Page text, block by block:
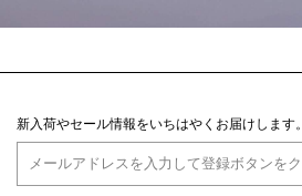
新入荷やセール情報をいちはやくお届けします。